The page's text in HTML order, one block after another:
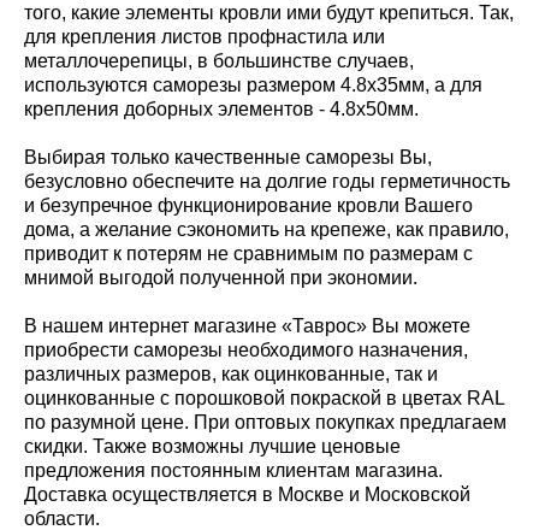
того, какие элементы кровли ими будут крепиться. Так,
для крепления листов профнастила или
металлочерепицы, в большинстве случаев,
используются саморезы размером 4.8х35мм, а для
крепления доборных элементов - 4.8х50мм.
Выбирая только качественные саморезы Вы,
безусловно обеспечите на долгие годы герметичность
и безупречное функционирование кровли Вашего
дома, а желание сэкономить на крепеже, как правило,
приводит к потерям не сравнимым по размерам с
мнимой выгодой полученной при экономии.
В нашем интернет магазине «Таврос» Вы можете
приобрести саморезы необходимого назначения,
различных размеров, как оцинкованные, так и
оцинкованные с порошковой покраской в цветах RAL
по разумной цене. При оптовых покупках предлагаем
скидки. Также возможны лучшие ценовые
предложения постоянным клиентам магазина.
Доставка осуществляется в Москве и Московской
области.